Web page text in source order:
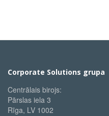
Corporate Solutions grupa
Centrālais birojs:
Pārslas iela 3
Rīga, LV 1002